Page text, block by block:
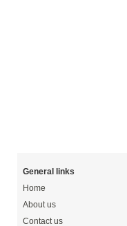
General links
Home
About us
Contact us